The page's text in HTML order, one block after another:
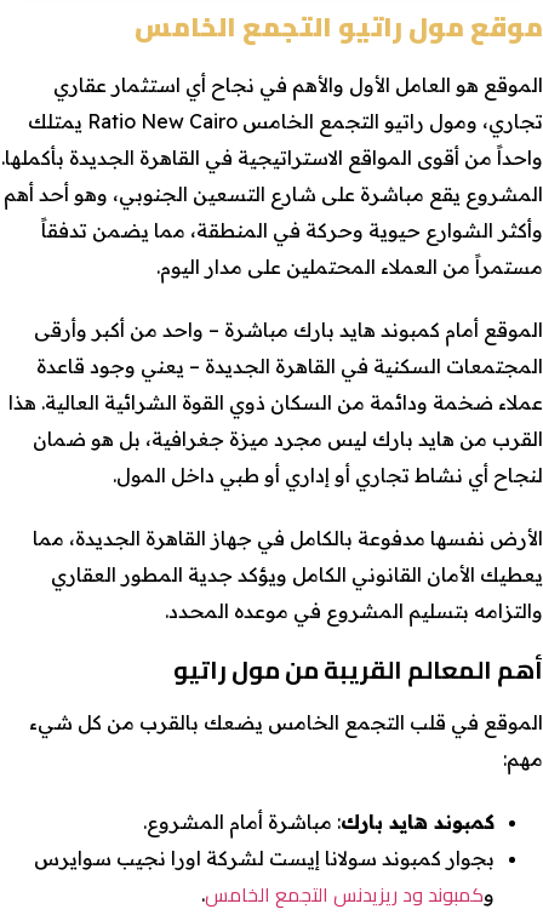
موقع مول راتيو التجمع الخامس
الموقع هو العامل الأول والأهم في نجاح أي استثمار عقاري
تجاري، ومول راتيو التجمع الخامس Ratio New Cairo يمتلك
واحداً من أقوى المواقع الاستراتيجية في القاهرة الجديدة بأكملها.
المشروع يقع مباشرة على شارع التسعين الجنوبي، وهو أحد أهم
وأكثر الشوارع حيوية وحركة في المنطقة، مما يضمن تدفقاً
مستمراً من العملاء المحتملين على مدار اليوم.
الموقع أمام كمبوند هايد بارك مباشرة – واحد من أكبر وأرقى
المجتمعات السكنية في القاهرة الجديدة – يعني وجود قاعدة
عملاء ضخمة ودائمة من السكان ذوي القوة الشرائية العالية. هذا
القرب من هايد بارك ليس مجرد ميزة جغرافية، بل هو ضمان
لنجاح أي نشاط تجاري أو إداري أو طبي داخل المول.
الأرض نفسها مدفوعة بالكامل في جهاز القاهرة الجديدة، مما
يعطيك الأمان القانوني الكامل ويؤكد جدية المطور العقاري
والتزامه بتسليم المشروع في موعده المحدد.
أهم المعالم القريبة من مول راتيو
الموقع في قلب التجمع الخامس يضعك بالقرب من كل شيء
مهم:
كمبوند هايد بارك: مباشرة أمام المشروع.
بجوار كمبوند سولانا إيست لشركة اورا نجيب سوايرس
وكمبوند ود ريزيدنس التجمع الخامس.